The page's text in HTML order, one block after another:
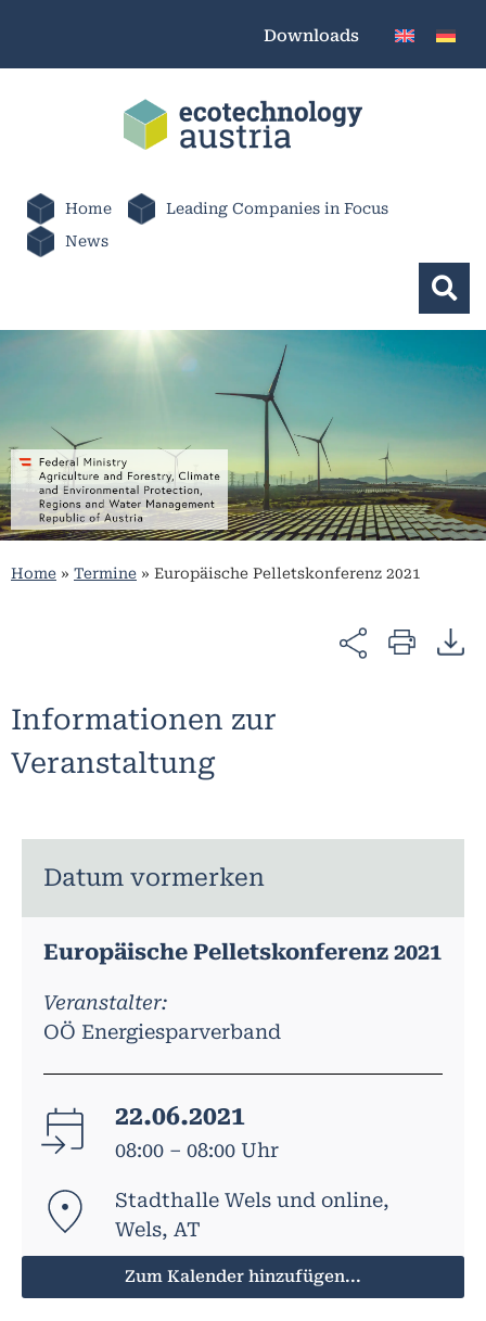
Downloads
Home
Leading Companies in Focus
News
Home » Termine » Europäische Pelletskonferenz 2021
Informationen zur
Veranstaltung
Datum vormerken
Europäische Pelletskonferenz 2021
Veranstalter:
OÖ Energiesparverband
22.06.2021
08:00 – 08:00 Uhr
Stadthalle Wels und online,
Wels, AT
Zum Kalender hinzufügen...